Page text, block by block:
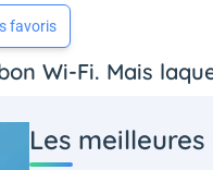
favoris
Wi-Fi. Mais
Les meilleures